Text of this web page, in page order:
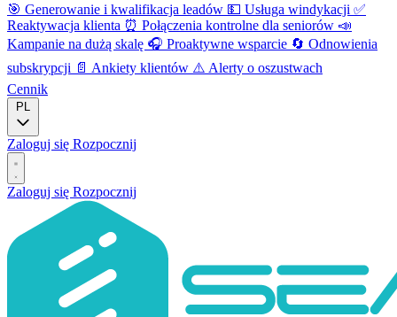
🎯 Generowanie i kwalifikacja leadów 💵 Usługa windykacji ✅
Reaktywacja klienta ⏰ Połączenia kontrolne dla seniorów 📣
Kampanie na dużą skalę 🎧 Proaktywne wsparcie 🔄 Odnowienia
subskrypcji 📄 Ankiety klientów ⚠️ Alerty o oszustwach
Cennik
PL
Zaloguj się Rozpocznij
Zaloguj się Rozpocznij